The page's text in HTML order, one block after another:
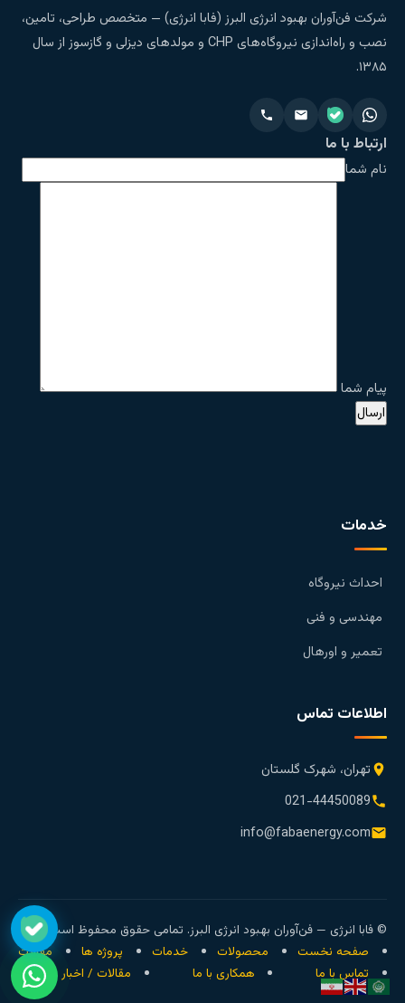
شرکت فن‌آوران بهبود انرژی البرز (فابا انرژی) — متخصص طراحی، تامین،
نصب و راه‌اندازی نیروگاه‌های CHP و مولدهای دیزلی و گازسوز از سال
۱۳۸۵.
ارتباط با ما
نام شما
پیام شما
خدمات
احداث نیروگاه
مهندسی و فنی
تعمیر و اورهال
اطلاعات تماس
تهران، شهرک گلستان
021-44450089
info@fabaenergy.com
© فابا انرژی — فن‌آوران بهبود انرژی البرز. تمامی حقوق محفوظ است.
صفحه نخست
محصولات خدمات پروژه ها
مقالات
تماس با ما
همکاری با ما مقالات / اخبار